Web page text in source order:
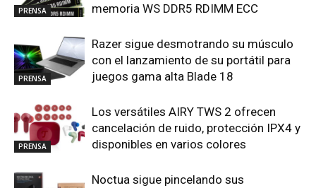
PRENSA
memoria WS DDR5 RDIMM ECC
PRENSA
Razer sigue desmotrando su músculo
con el lanzamiento de su portátil para
juegos gama alta Blade 18
PRENSA
Los versátiles AIRY TWS 2 ofrecen
cancelación de ruido, protección IPX4 y
disponibles en varios colores
Noctua sigue pincelando sus